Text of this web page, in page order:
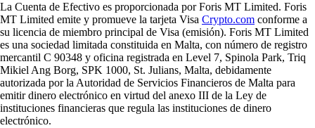
La Cuenta de Efectivo es proporcionada por Foris MT Limited. Foris
MT Limited emite y promueve la tarjeta Visa Crypto.com conforme a
su licencia de miembro principal de Visa (emisión). Foris MT Limited
es una sociedad limitada constituida en Malta, con número de registro
mercantil C 90348 y oficina registrada en Level 7, Spinola Park, Triq
Mikiel Ang Borg, SPK 1000, St. Julians, Malta, debidamente
autorizada por la Autoridad de Servicios Financieros de Malta para
emitir dinero electrónico en virtud del anexo III de la Ley de
instituciones financieras que regula las instituciones de dinero
electrónico.